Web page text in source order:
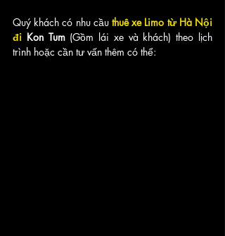
Quý khách có nhu cầu thuê xe Limo từ Hà Nội
đi Kon Tum (Gồm lái xe và khách) theo lịch
trình hoặc cần tư vấn thêm có thể: